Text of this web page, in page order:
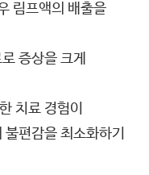
림프액의 배출을
증상을 크게
치료 경험이
편감을 최소화하기